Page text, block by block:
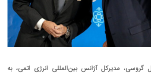
گروسی، مدیر‌کل آژانس بین‌المللی انرژی اتمی، به‌